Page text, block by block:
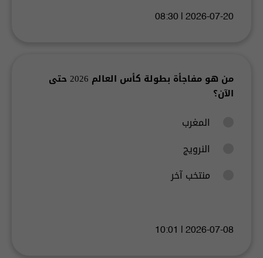
2026-07-20 | 08:30
من هو مفاجأة بطولة كأس العالم 2026 حتى
الآن؟
المغرب
النرويج
منتخب آخر
2026-07-08 | 10:01